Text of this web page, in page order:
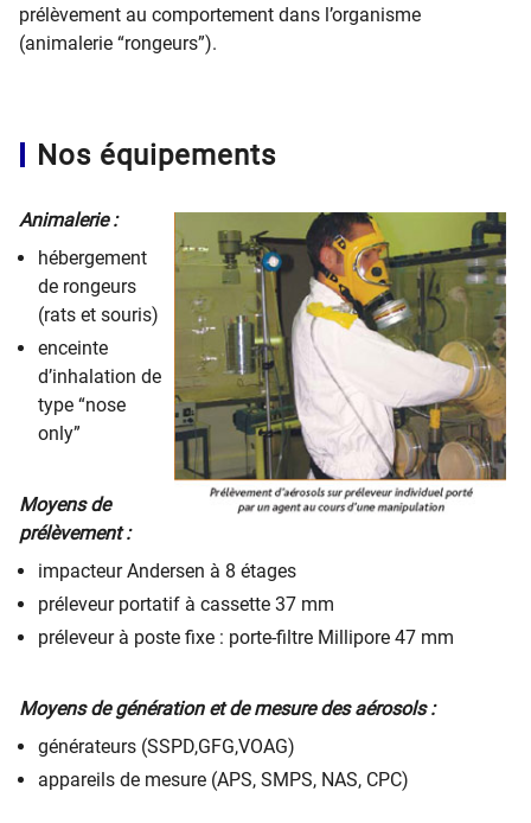
prélèvement au comportement dans l’organisme
(animalerie “rongeurs”).
Nos équipements
Animalerie :
hébergement
de rongeurs
(rats et souris)
enceinte
d’inhalation de
type “nose
only”
Moyens de
prélèvement :
impacteur Andersen à 8 étages
préleveur portatif à cassette 37 mm
préleveur à poste fixe : porte-filtre Millipore 47 mm
Moyens de génération et de mesure des aérosols :
générateurs (SSPD,GFG,VOAG)
appareils de mesure (APS, SMPS, NAS, CPC)